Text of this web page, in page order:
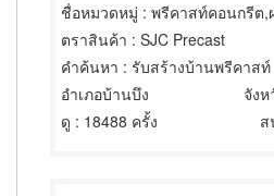
ชื่อหมวดหมู่ : พรีคาสท์คอนกรีต,ผลิตภัณฑ์คอนกรีต,พื้
ตราสินค้า : SJC Precast
คำค้นหา : รับสร้างบ้านพรีคาสท์
อำเภอบ้านบึง
จัง
ดู : 18488 ครั้ง ส